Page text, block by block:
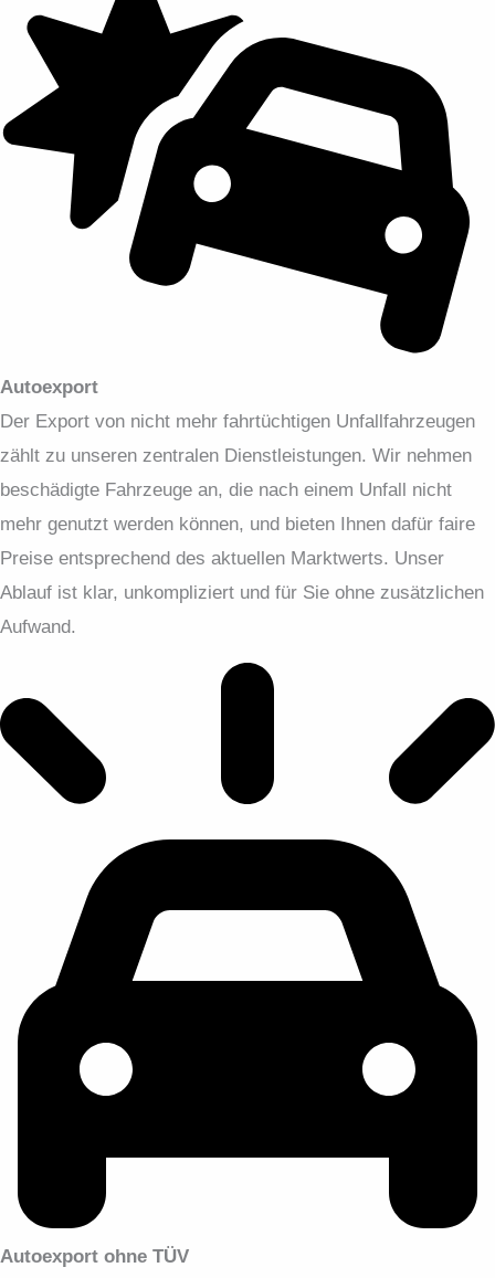
Autoexport
Der Export von nicht mehr fahrtüchtigen Unfallfahrzeugen
zählt zu unseren zentralen Dienstleistungen. Wir nehmen
beschädigte Fahrzeuge an, die nach einem Unfall nicht
mehr genutzt werden können, und bieten Ihnen dafür faire
Preise entsprechend des aktuellen Marktwerts. Unser
Ablauf ist klar, unkompliziert und für Sie ohne zusätzlichen
Aufwand.
Autoexport ohne TÜV